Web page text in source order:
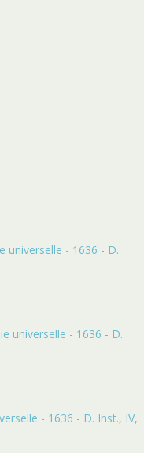
universelle - 1636 - D.
universelle - 1636 - D.
- 1636 - D. Inst., IV,